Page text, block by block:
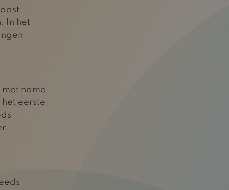
In het
name
eerste